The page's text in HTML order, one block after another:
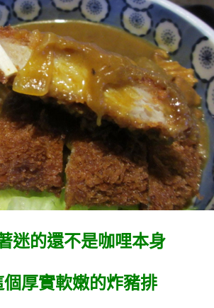
迷的還不是咖哩本身
個厚實軟嫩的炸豬排